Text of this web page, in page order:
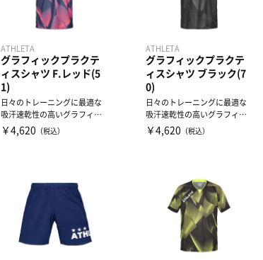
ATHLETA
グラフィックプラクテ
ィスシャツ F.レッド(5
1)
日々のトレーニングに最適な
吸汗速乾性の高いグラフィッ
クプラシャツ
￥4,620 （税込）
ATHLETA
グラフィックプラクテ
ィスシャツ ブラック(7
0)
日々のトレーニングに最適な
吸汗速乾性の高いグラフィッ
クプラシャツ
￥4,620 （税込）